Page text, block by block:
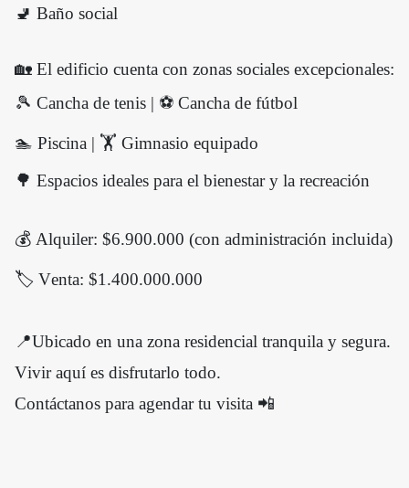
🚽 Baño social
🏡 El edificio cuenta con zonas sociales excepcionales:
🎾 Cancha de tenis | ⚽ Cancha de fútbol
🏊 Piscina | 🏋️ Gimnasio equipado
🌳 Espacios ideales para el bienestar y la recreación
💰 Alquiler: $6.900.000 (con administración incluida)
🏷️ Venta: $1.400.000.000
📍Ubicado en una zona residencial tranquila y segura.
Vivir aquí es disfrutarlo todo.
Contáctanos para agendar tu visita 📲